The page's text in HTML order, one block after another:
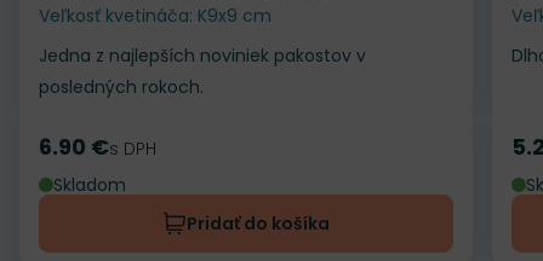
Veľkosť kvetináča: K9x9 cm
Jedna z najlepších noviniek pakostov v
posledných rokoch.
Cena
6.90 €s DPH
Skladom
Pridať do košíka